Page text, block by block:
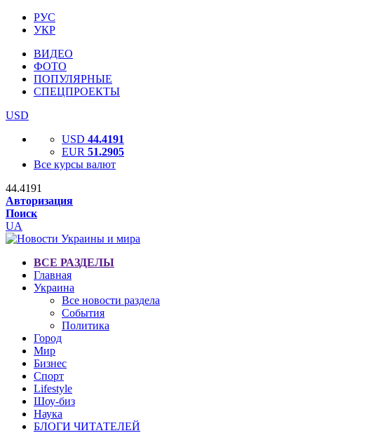
РУС
УКР
ВИДЕО
ФОТО
ПОПУЛЯРНЫЕ
СПЕЦПРОЕКТЫ
USD
USD 44.4191
EUR 51.2905
Все курсы валют
44.4191
Авторизация
Поиск
UA
ВСЕ РАЗДЕЛЫ
Главная
Украина
Все новости раздела
События
Политика
Город
Мир
Бизнес
Спорт
Lifestyle
Шоу-биз
Наука
БЛОГИ ЧИТАТЕЛЕЙ